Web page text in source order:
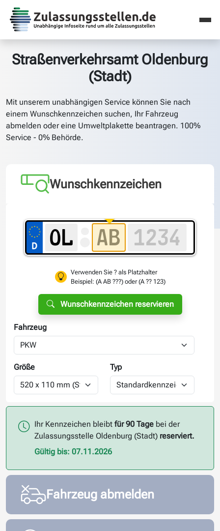
Straßenverkehrsamt Oldenburg
(Stadt)
Mit unserem unabhängigen Service können Sie nach
einem Wunschkennzeichen suchen, Ihr Fahrzeug
abmelden oder eine Umweltplakette beantragen. 100%
Service - 0% Behörde.
Wunschkennzeichen
Verwenden Sie ? als Platzhalter
Beispiel: (A AB ???) oder (A ?? 123)
Wunschkennzeichen reservieren
Fahrzeug
Größe Typ
Ihr Kennzeichen bleibtfür 90 Tage bei der
Zulassungsstelle Oldenburg (Stadt) reserviert.
Gültig bis: 07.11.2026
Fahrzeug abmelden